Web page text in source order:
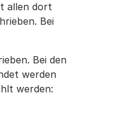
allen dort
Bei
Bei den
werden
werden: